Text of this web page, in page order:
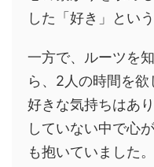
した「好き」とい
一方で、ルーツを
ら、2人の時間を欲
好きな気持ちはあ
していない中で心
も抱いていました。